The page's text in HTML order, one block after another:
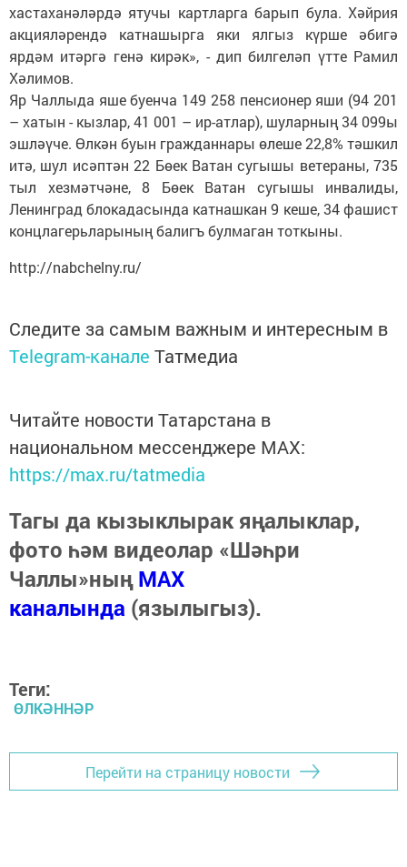
хастаханәләрдә ятучы картларга барып була. Хәйрия
акцияләрендә катнашырга яки ялгыз күрше әбигә
ярдәм итәргә генә кирәк», - дип билгеләп үтте Рамил
Хәлимов.
Яр Чаллыда яше буенча 149 258 пенсионер яши (94 201
– хатын - кызлар, 41 001 – ир-атлар), шуларның 34 099ы
эшләүче. Өлкән буын гражданнары өлеше 22,8% тәшкил
итә, шул исәптән 22 Бөек Ватан сугышы ветераны, 735
тыл хезмәтчәне, 8 Бөек Ватан сугышы инвалиды,
Ленинград блокадасында катнашкан 9 кеше, 34 фашист
концлагерьларының балигъ булмаган тоткыны.
http://nabchelny.ru/
Следите за самым важным и интересным в
Telegram-канале Татмедиа
Читайте новости Татарстана в
национальном мессенджере MАХ:
https://max.ru/tatmedia
Тагы да кызыклырак яңалыклар,
фото һәм видеолар «Шәһри
Чаллы»ныңMAX
каналында (язылыгыз).
Теги:
ӨЛКӘННӘР
Перейти на страницу новости